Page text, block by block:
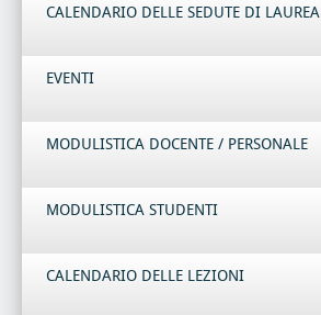
CALENDARIO DELLE SEDUTE DI LAUREA
EVENTI
MODULISTICA DOCENTE / PERSONALE
MODULISTICA STUDENTI
CALENDARIO DELLE LEZIONI